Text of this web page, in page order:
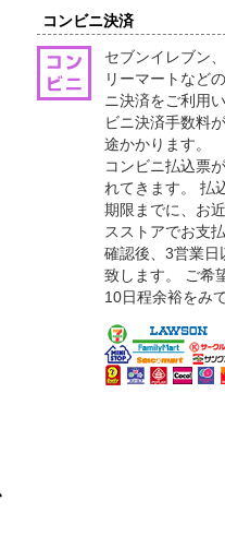
コンビニ決済
セブンイレブン
リーマートなど
ニ決済をご利用
ビニ決済手数料
途かかります。
コンビニ払込票
れてきます。 払
期限までに、お
スストアでお支
確認後、3営業日
致します。 ご希
10日程余裕をみ